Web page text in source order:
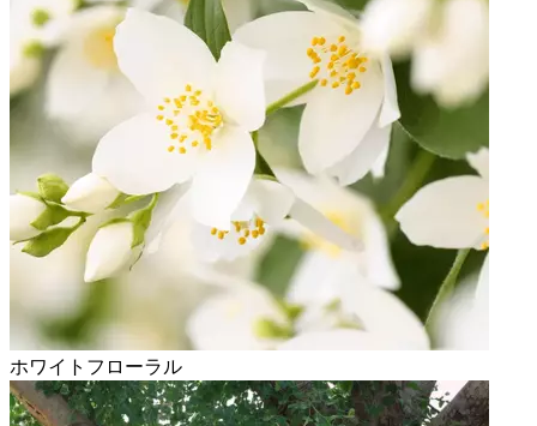
ホワイトフローラル